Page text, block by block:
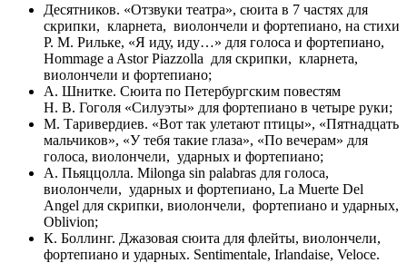
Десятников. «Отзвуки театра», сюита в 7 частях для
скрипки, кларнета, виолончели и фортепиано, на стихи
Р. М. Рильке, «Я иду, иду…» для голоса и фортепиано,
Hommage a Astor Piazzolla для скрипки, кларнета,
виолончели и фортепиано;
А. Шнитке. Сюита по Петербургским повестям
Н. В. Гоголя «Силуэты» для фортепиано в четыре руки;
М. Таривердиев. «Вот так улетают птицы», «Пятнадцать
мальчиков», «У тебя такие глаза», «По вечерам» для
голоса, виолончели, ударных и фортепиано;
А. Пьяццолла. Milonga sin palabras для голоса,
виолончели, ударных и фортепиано, La Muerte Del
Angel для скрипки, виолончели, фортепиано и ударных,
Oblivion;
К. Боллинг. Джазовая сюита для флейты, виолончели,
фортепиано и ударных. Sentimentale, Irlandaise, Veloce.